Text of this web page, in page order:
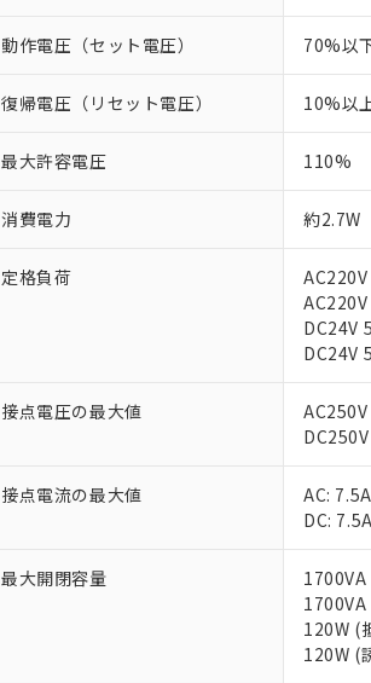
動作電圧（セット電圧） 70%以
復帰電圧（リセット電圧） 10%以
最大許容電圧 110%
消費電力 約2.7W
定格負荷
DC24V
DC24V
接点電圧の最大値
AC250V
DC250V
接点電流の最大値
AC: 7.5A
DC: 7.5A
最大開閉容量
120W (
120W (
対応済み：EU RoHS指